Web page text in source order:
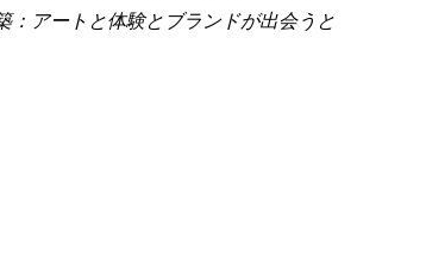
：アートと体験とブランドが出会うと